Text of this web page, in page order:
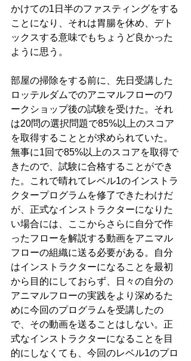
かけての1日半のファスティングをする
ことになり、それは胃腸を休め、デト
ックスする意味でもちょうど良かった
ように思う。
部屋の掃除をする前に、先日受講した
ロッテルダムでのアニマルフローのワ
ークショップ後の試験を受けた。それ
は20問の選択問題で85%以上のスコア
を取得することとが求められていた。
無事に1回で85%以上のスコアを取得で
きたので、試験に合格することができ
た。これで晴れてレベル1のインストラ
クタープログラムを修了できたわけだ
が、正式なインストラクターになりた
い場合には、ここからさらに自分で作
ったフローを解説する動画をアニマル
フローの組織に送る必要がある。自分
はインストラクターになることを最初
から目的にしておらず、日々の自分の
アニマルフローの実践をより深めるた
めに今回のプログラムを受講したの
で、その動画を送ることはしない。正
式なインストラクターになることを目
的にしなくても、今回のレベル1のプロ